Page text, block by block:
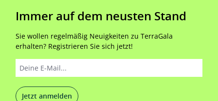
Immer auf dem neusten Stand
Sie wollen regelmäßig Neuigkeiten zu TerraGala
erhalten? Registrieren Sie sich jetzt!
Jetzt anmelden